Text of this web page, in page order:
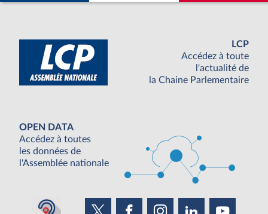
LCP
Accédez à toute
l'actualité de
la Chaine Parlementaire
OPEN DATA
Accédez à toutes
les données de
l'Assemblée nationale